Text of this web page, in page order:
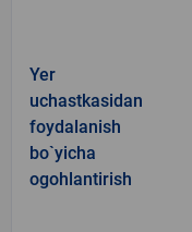
Yer
uchastkasidan
foydalanish
bo`yicha
ogohlantirish